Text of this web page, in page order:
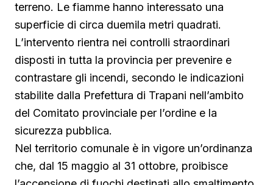
terreno. Le fiamme hanno interessato una
superficie di circa duemila metri quadrati.
L’intervento rientra nei controlli straordinari
disposti in tutta la provincia per prevenire e
contrastare gli incendi, secondo le indicazioni
stabilite dalla Prefettura di Trapani nell’ambito
del Comitato provinciale per l’ordine e la
sicurezza pubblica.
Nel territorio comunale è in vigore un’ordinanza
che, dal 15 maggio al 31 ottobre, proibisce